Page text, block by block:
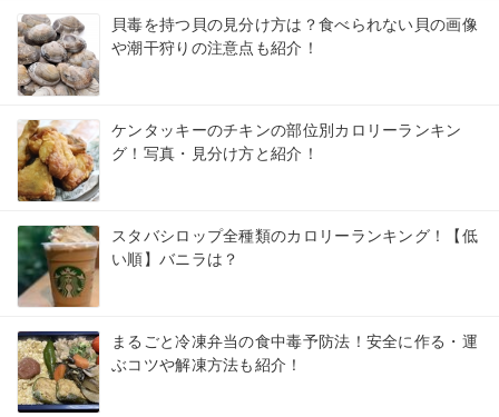
貝毒を持つ貝の見分け方は？食べられない貝の画像
や潮干狩りの注意点も紹介！
ケンタッキーのチキンの部位別カロリーランキン
グ！写真・見分け方と紹介！
スタバシロップ全種類のカロリーランキング！【低
い順】バニラは？
まるごと冷凍弁当の食中毒予防法！安全に作る・運
ぶコツや解凍方法も紹介！